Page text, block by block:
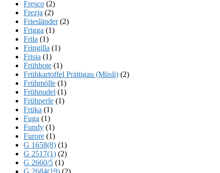
Fresco (2)
Frezja (2)
Friesländer(2)
Frigga (1)
Frila (1)
Fringilla (1)
Frisia (1)
Frühbote (1)
Frühkartoffel Prättigau (Müsli) (2)
Frühmölle (1)
Frühnudel (1)
Frühperle (1)
Früka (1)
Fuga (1)
Fundy (1)
Furore (1)
G 1658(8) (1)
G 2517(1) (2)
G 2660/5 (1)
G 2684(19) (2)